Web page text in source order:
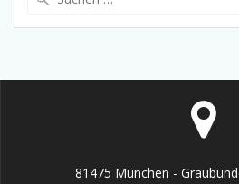
81475 München -